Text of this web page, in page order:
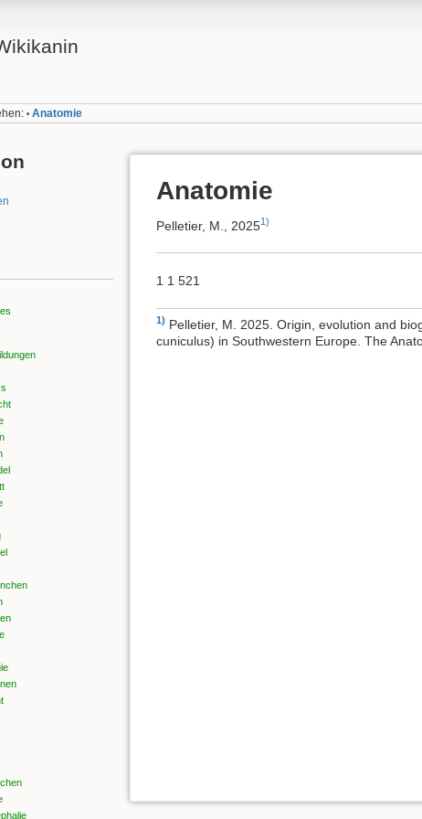
• Anatomie
Anatomie
Pelletier, M., 20251)
1 1 521
1) Pelletier, M. 2025. Origin, evolution and
cuniculus) in Southwestern Europe. The